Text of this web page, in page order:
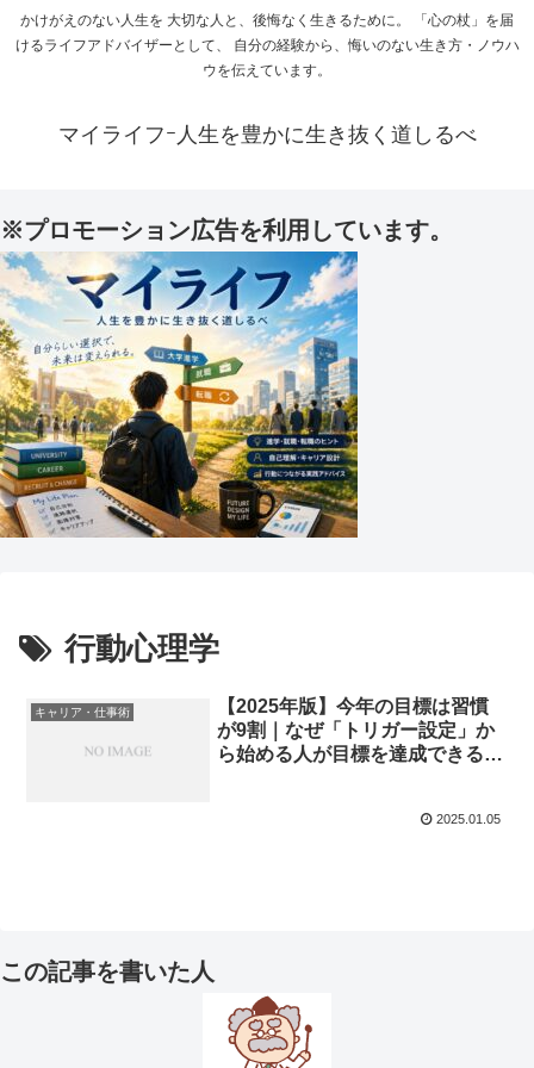
かけがえのない人生を 大切な人と、後悔なく生きるために。 「心の杖」を届
けるライフアドバイザーとして、 自分の経験から、悔いのない生き方・ノウハ
ウを伝えています。
マイライフｰ人生を豊かに生き抜く道しるべ
※プロモーション広告を利用しています。
行動心理学
キャリア・仕事術
【2025年版】今年の目標は習慣
が9割｜なぜ「トリガー設定」か
ら始める人が目標を達成できるの
2025.01.05
この記事を書いた人